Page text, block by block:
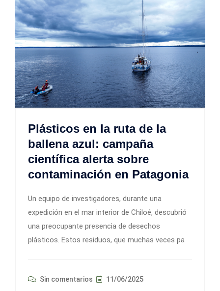
Plásticos en la ruta de la
ballena azul: campaña
científica alerta sobre
contaminación en Patagonia
Un equipo de investigadores, durante una
expedición en el mar interior de Chiloé, descubrió
una preocupante presencia de desechos
plásticos. Estos residuos, que muchas veces pa
Sin comentarios 11/06/2025